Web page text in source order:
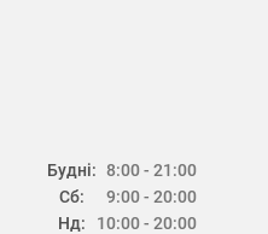
Будні:
Сб:
Нд:
8:00 - 21:00
9:00 - 20:00
10:00 - 20:00